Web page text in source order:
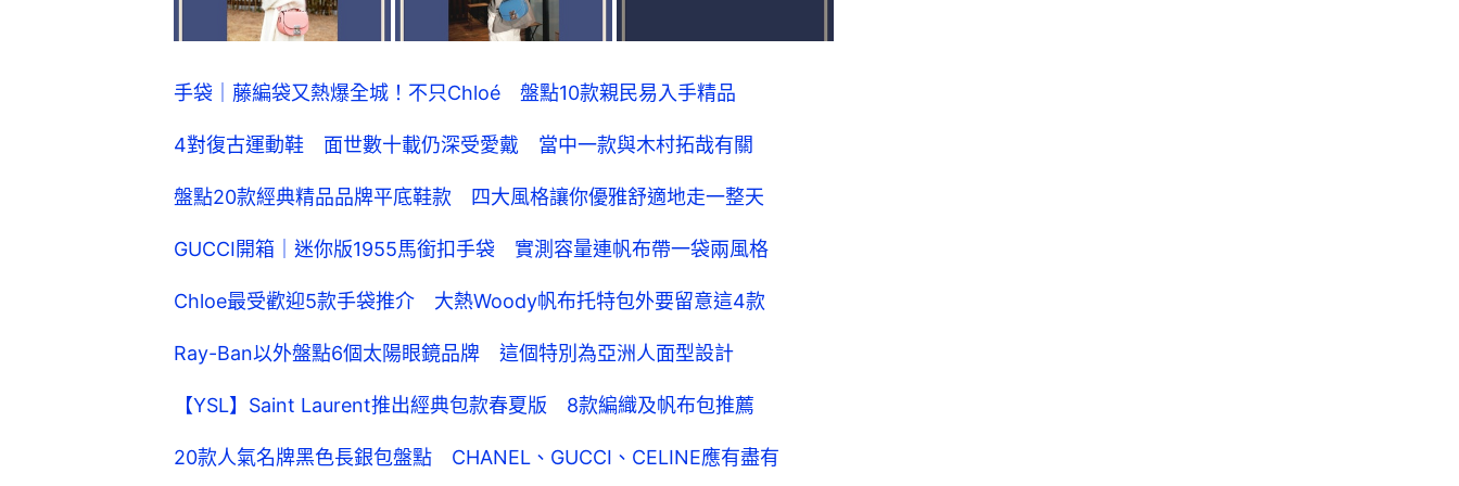
手袋｜藤編袋又熱爆全城！不只Chloé 盤點10款親民易入手精品
4對復古運動鞋 面世數十載仍深受愛戴 當中一款與木村拓哉有關
盤點20款經典精品品牌平底鞋款 四大風格讓你優雅舒適地走一整天
GUCCI開箱｜迷你版1955馬銜扣手袋 實測容量連帆布帶一袋兩風格
Chloe最受歡迎5款手袋推介 大熱Woody帆布托特包外要留意這4款
Ray-Ban以外盤點6個太陽眼鏡品牌 這個特別為亞洲人面型設計
【YSL】Saint Laurent推出經典包款春夏版 8款編織及帆布包推薦
20款人氣名牌黑色長銀包盤點 CHANEL、GUCCI、CELINE應有盡有